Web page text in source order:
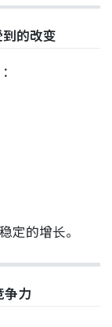
的改变
定的增长。
争力